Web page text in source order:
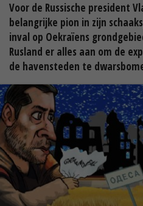
Voor de Russische president
belangrijke pion in zijn
inval op Oekraïens
Rusland er alles aan om de
de havensteden te